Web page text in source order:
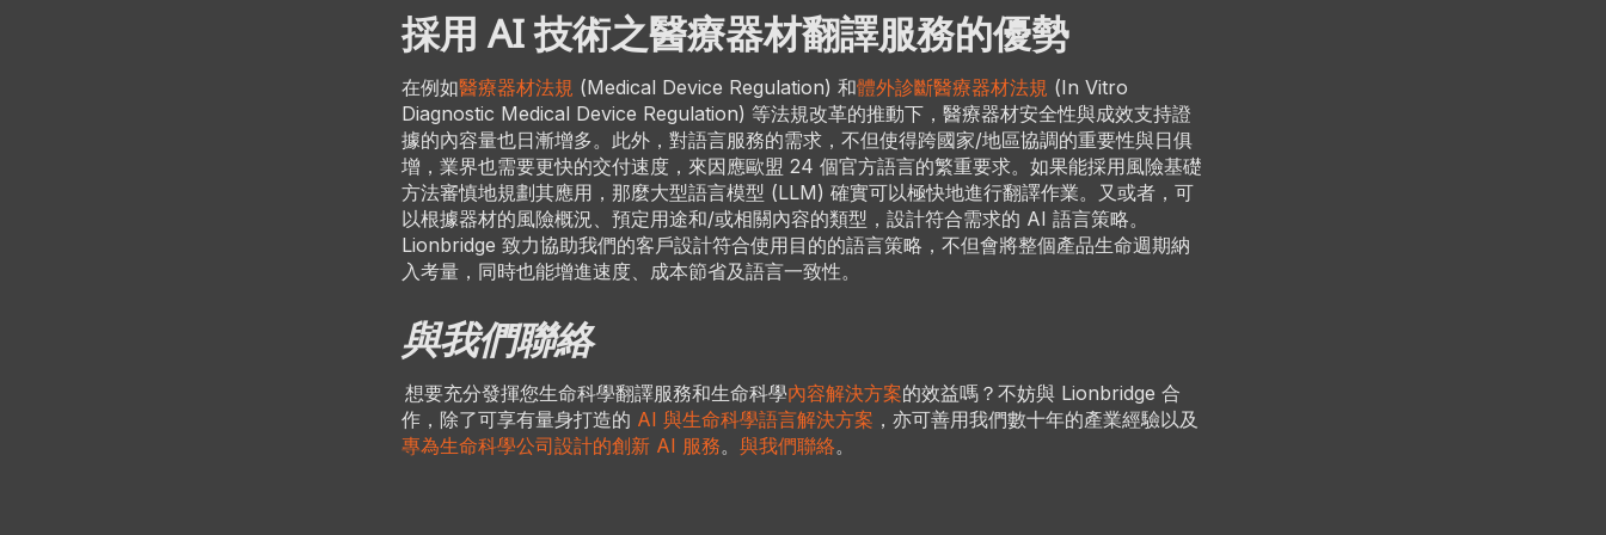
採用 AI 技術之醫療器材翻譯服務的優勢
在例如醫療器材法規 (Medical Device Regulation) 和體外診斷醫療器材法規 (In Vitro
Diagnostic Medical Device Regulation) 等法規改革的推動下，醫療器材安全性與成效支持證
據的內容量也日漸增多。此外，對語言服務的需求，不但使得跨國家/地區協調的重要性與日俱
增，業界也需要更快的交付速度，來因應歐盟 24 個官方語言的繁重要求。如果能採用風險基礎
方法審慎地規劃其應用，那麼大型語言模型 (LLM) 確實可以極快地進行翻譯作業。又或者，可
以根據器材的風險概況、預定用途和/或相關內容的類型，設計符合需求的 AI 語言策略。
Lionbridge 致力協助我們的客戶設計符合使用目的的語言策略，不但會將整個產品生命週期納
入考量，同時也能增進速度、成本節省及語言一致性。
與我們聯絡
想要充分發揮您生命科學翻譯服務和生命科學內容解決方案的效益嗎？不妨與 Lionbridge 合
作，除了可享有量身打造的 AI 與生命科學語言解決方案 ，亦可善用我們數十年的產業經驗以及
專為生命科學公司設計的創新 AI 服務。 與我們聯絡。